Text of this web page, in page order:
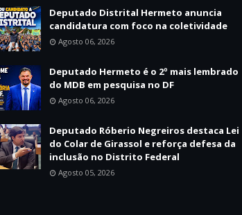
Deputado Distrital Hermeto anuncia
candidatura com foco na coletividade
Agosto 06, 2026
Deputado Hermeto é o 2º mais lembrado
do MDB em pesquisa no DF
Agosto 06, 2026
Deputado Róberio Negreiros destaca Lei
do Colar de Girassol e reforça defesa da
inclusão no Distrito Federal
Agosto 05, 2026